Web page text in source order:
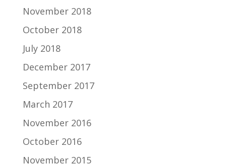
November 2018
October 2018
July 2018
December 2017
September 2017
March 2017
November 2016
October 2016
November 2015